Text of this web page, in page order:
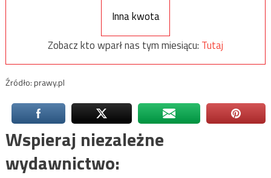
Inna kwota
Zobacz kto wparł nas tym miesiącu: Tutaj
Źródło: prawy.pl
Wspieraj niezależne
wydawnictwo: